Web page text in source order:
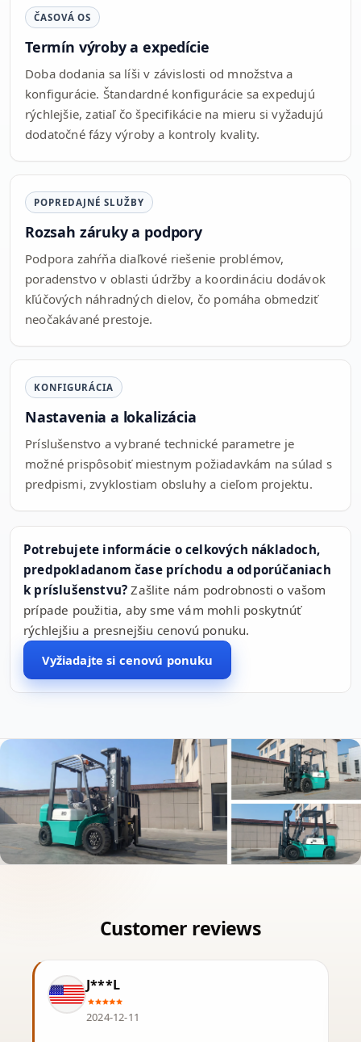
ČASOVÁ OS
Termín výroby a expedície
Doba dodania sa líši v závislosti od množstva a
konfigurácie. Štandardné konfigurácie sa expedujú
rýchlejšie, zatiaľ čo špecifikácie na mieru si vyžadujú
dodatočné fázy výroby a kontroly kvality.
POPREDAJNÉ SLUŽBY
Rozsah záruky a podpory
Podpora zahŕňa diaľkové riešenie problémov,
poradenstvo v oblasti údržby a koordináciu dodávok
kľúčových náhradných dielov, čo pomáha obmedziť
neočakávané prestoje.
KONFIGURÁCIA
Nastavenia a lokalizácia
Príslušenstvo a vybrané technické parametre je
možné prispôsobiť miestnym požiadavkám na súlad s
predpismi, zvyklostiam obsluhy a cieľom projektu.
Potrebujete informácie o celkových nákladoch,
predpokladanom čase príchodu a odporúčaniach
k príslušenstvu? Zašlite nám podrobnosti o vašom
prípade použitia, aby sme vám mohli poskytnúť
rýchlejšiu a presnejšiu cenovú ponuku.
Vyžiadajte si cenovú ponuku
J***L
2024-12-11